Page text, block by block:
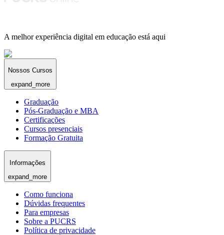
A melhor experiência digital em educação está aqui
Nossos Cursos
expand_more
Graduação
Pós-Graduação e MBA
Certificações
Cursos presenciais
Formação Gratuita
Informações
expand_more
Como funciona
Dúvidas frequentes
Para empresas
Sobre a PUCRS
Política de privacidade